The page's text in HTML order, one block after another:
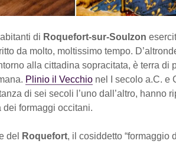
di Roquefort-sur-Soulzon
da molto, moltissimo tempo.
alla cittadina sopracitata, è terra di
Plinio il Vecchio nel I secolo a.C. e
di sei secoli l’uno dall’altro, hanno
dei formaggi occitani.
del Roquefort, il cosiddetto “formaggio